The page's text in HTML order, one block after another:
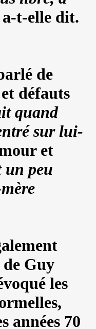
a-t-elle dit.
de
défauts
quand
sur lui-
et
un peu
Guy
les
années 70
par
"Liberation" (19 et
2019), par
WILLIAM
par RENAUD) de
le mensuel "Causeur"
promotion de son
le 10 juillet
"Tendre
(Paris) :
mars + 4 et 5 avril
l enregistrement de
"J'ai quelque